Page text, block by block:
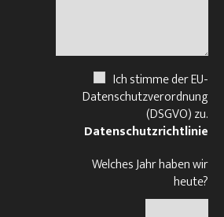
Ich stimme der EU-
Datenschutzverordnung
(DSGVO) zu.
Datenschutzrichtlinie
Welches Jahr haben wir
heute?